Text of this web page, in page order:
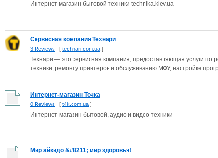
Интернет магазин бытовой техники technika.kiev.ua
Сервисная компания Технари
3 Reviews [ technari.com.ua ]
Технари — это сервисная компания, предоставляющая услуги по
техники, ремонту принтеров и обслуживанию МФУ, настройке
Интернет-магазин Точка
0 Reviews [ t4k.com.ua ]
Интернет-магазин бытовой, аудио и видео техники
Мир айкидо &#8211; мир здоровья!